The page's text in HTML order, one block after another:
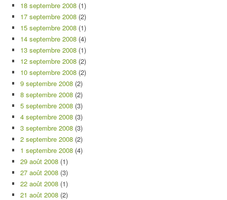
18 septembre 2008 (1)
17 septembre 2008 (2)
15 septembre 2008 (1)
14 septembre 2008 (4)
13 septembre 2008 (1)
12 septembre 2008 (2)
10 septembre 2008 (2)
9 septembre 2008 (2)
8 septembre 2008 (2)
5 septembre 2008 (3)
4 septembre 2008 (3)
3 septembre 2008 (3)
2 septembre 2008 (2)
1 septembre 2008 (4)
29 août 2008 (1)
27 août 2008 (3)
22 août 2008 (1)
21 août 2008 (2)